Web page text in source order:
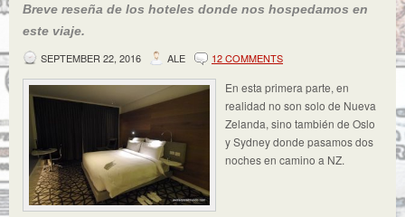
Breve reseña de los hoteles donde nos hospedamos en
este viaje.
SEPTEMBER 22, 2016
ALE 12 COMMENTS
En esta primera parte, en
realidad no son solo de Nueva
Zelanda, sino también de Oslo
y Sydney donde pasamos dos
noches en camino a NZ.